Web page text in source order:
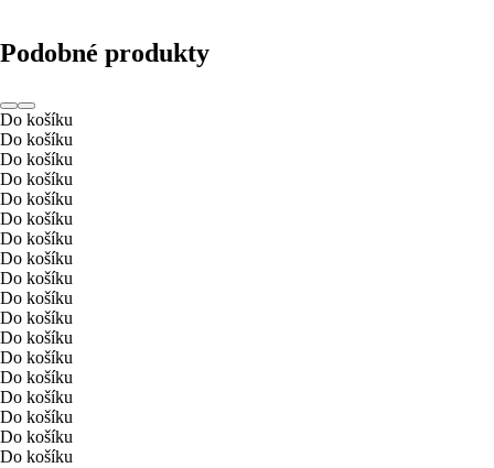
Podobné produkty
Do košíku
Do košíku
Do košíku
Do košíku
Do košíku
Do košíku
Do košíku
Do košíku
Do košíku
Do košíku
Do košíku
Do košíku
Do košíku
Do košíku
Do košíku
Do košíku
Do košíku
Do košíku